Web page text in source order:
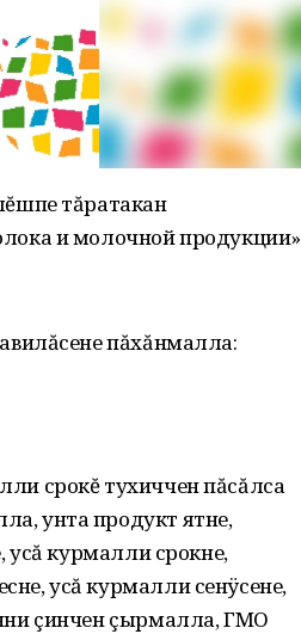
тăратакан
и молочной продукции»
пăхăнмалла:
срокĕ тухиччен пăсăлса
унта продукт ятне,
усă курмалли срокне,
усă курмалли сенÿсене,
çинчен çырмалла, ГМО